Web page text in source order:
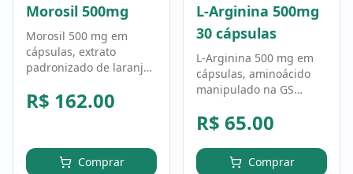
Morosil 500mg
Morosil 500 mg em
cápsulas, extrato
padronizado de laranja
manipulado na GS
conforme orientação
profissional.
R$ 162.00
Comprar
L-Arginina 500mg
30 cápsulas
L-Arginina 500 mg em
cápsulas, aminoácido
manipulado na GS
personalizada. Uso
profissional.
R$ 65.00
Comprar